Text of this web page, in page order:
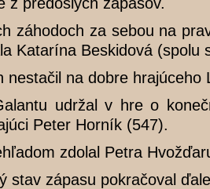
záhodoch za sebou na
Katarína Beskidová (spolu
nestačil na dobre
udržal v hre o
Peter Horník (547).
zdolal Petra
stav zápasu pokračoval